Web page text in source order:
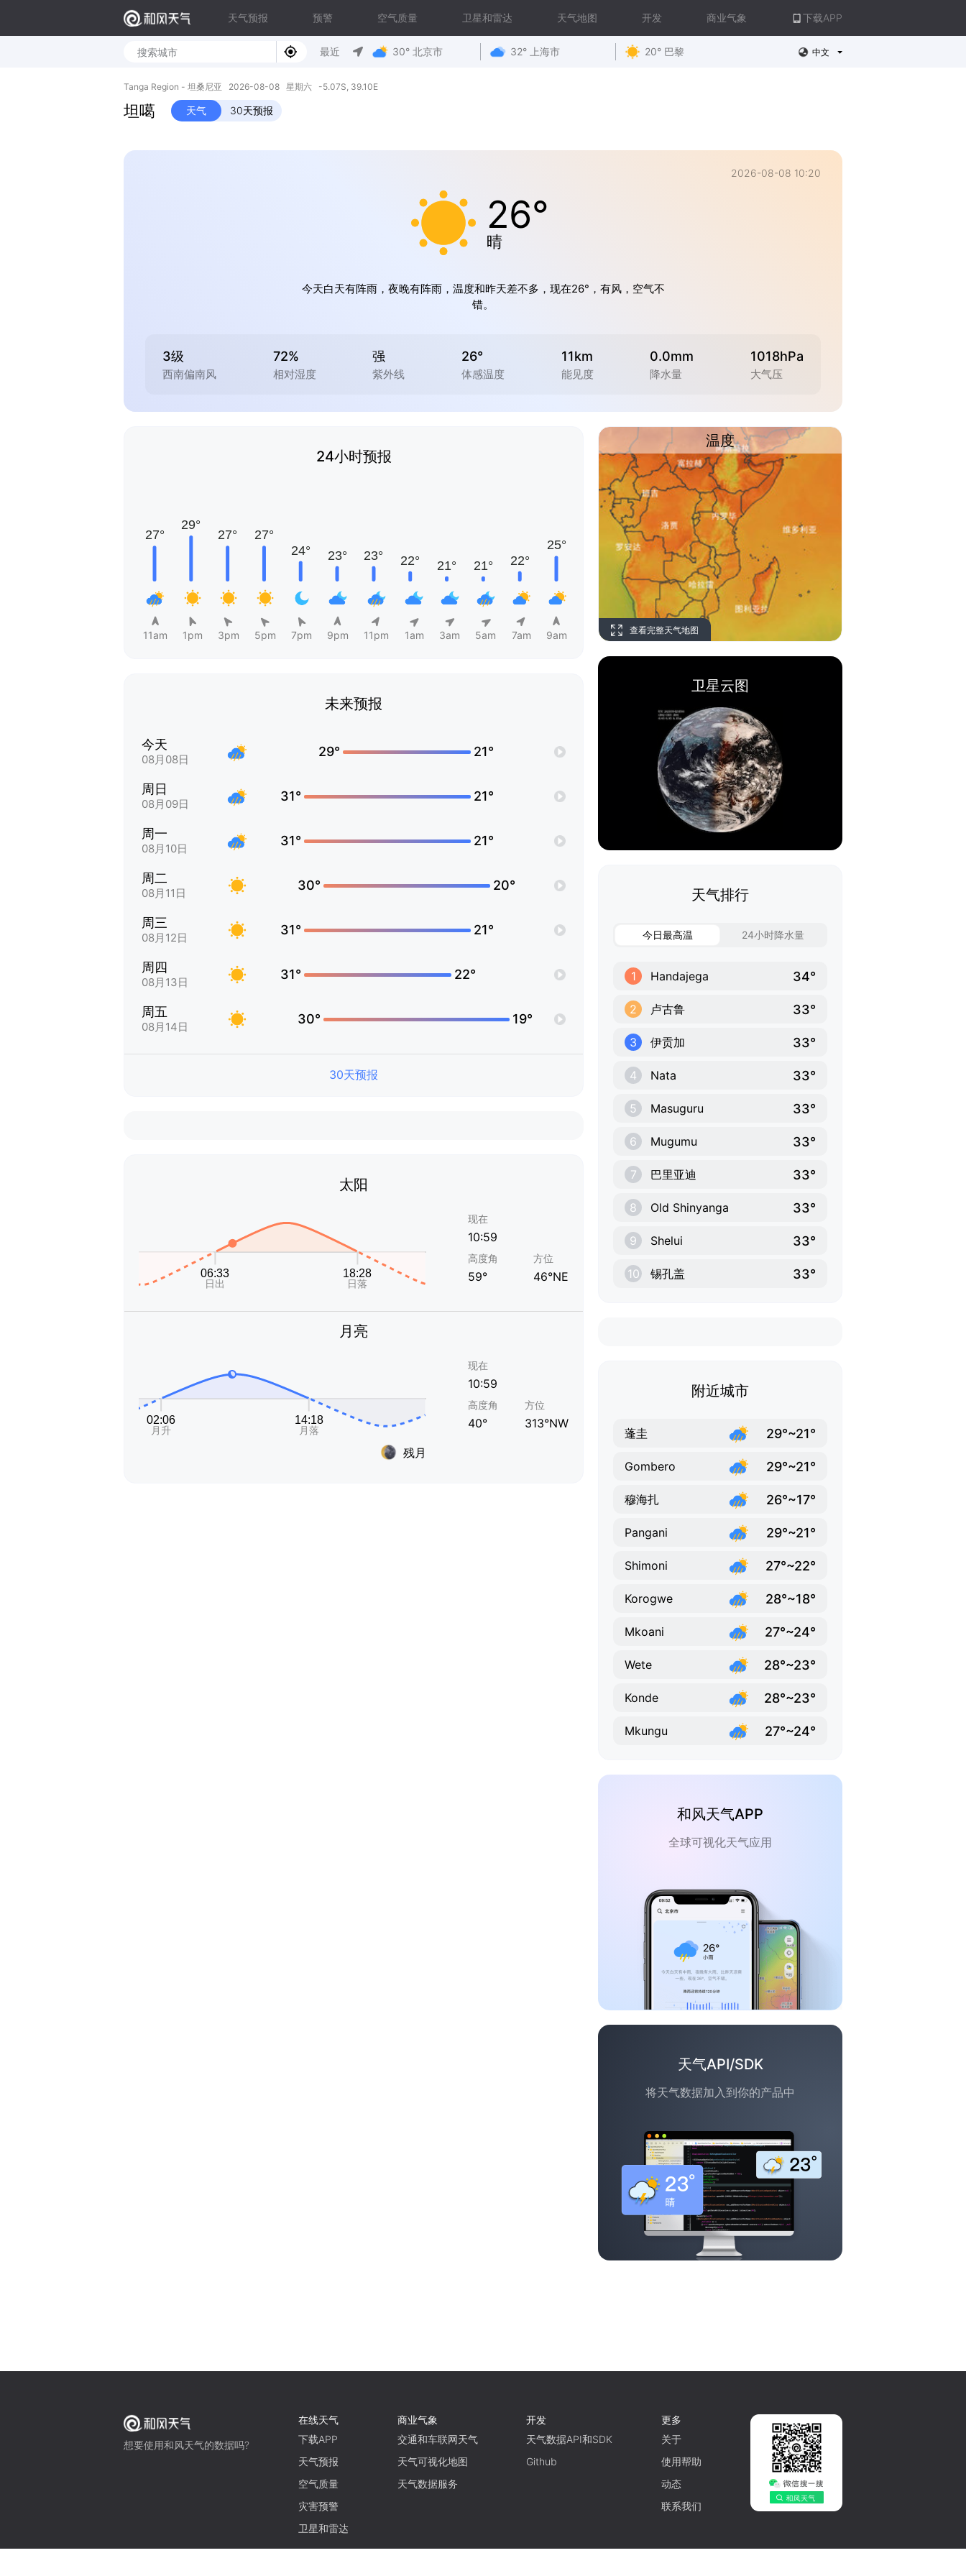
天气预报 预警 空气质量 卫星和雷达 天气地图 开发 商业气象 下载APP
最近 30° 北京市 32° 上海市 20° 巴黎 中文
Tanga Region - 坦桑尼亚 2026-08-08 星期六 -5.07S, 39.10E
坦噶 天气 30天预报
2026-08-08 10:20
26°
晴
今天白天有阵雨，夜晚有阵雨，温度和昨天差不多，现在26°，有风，空气不
错。
3级
西南偏南风
72%
相对湿度
强
紫外线
26°
体感温度
11km
能见度
0.0mm
降水量
1018hPa
大气压
24小时预报
11am 1pm 3pm 5pm 7pm 9pm 11pm 1am 3am 5am 7am 9am
未来预报
今天
08月08日
29° 21°
周日
08月09日
31° 21°
周一
08月10日
31° 21°
周二
08月11日
30° 20°
周三
08月12日
31° 21°
周四
08月13日
31° 22°
周五
08月14日
30° 19°
30天预报
太阳
现在
10:59
高度角
59°
方位
46°NE
月亮
残月
现在
10:59
高度角
40°
方位
313°NW
温度
查看完整天气地图
卫星云图
天气排行
今日最高温 24小时降水量
1 Handajega 34°
2 卢古鲁 33°
3 伊贡加 33°
4 Nata 33°
5 Masuguru 33°
6 Mugumu 33°
7 巴里亚迪 33°
8 Old Shinyanga 33°
9 Shelui 33°
10 锡孔盖 33°
附近城市
蓬圭 29°~21°
Gombero 29°~21°
穆海扎 26°~17°
Pangani 29°~21°
Shimoni 27°~22°
Korogwe 28°~18°
Mkoani 27°~24°
Wete 28°~23°
Konde 28°~23°
Mkungu 27°~24°
和风天气APP
全球可视化天气应用
天气API/SDK
将天气数据加入到你的产品中
想要使用和风天气的数据吗?
在线天气
下载APP
天气预报
空气质量
灾害预警
卫星和雷达
商业气象
交通和车联网天气
天气可视化地图
天气数据服务
开发
天气数据API和SDK
Github
更多
关于
使用帮助
动态
联系我们